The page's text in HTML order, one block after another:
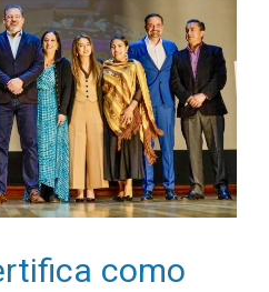
como